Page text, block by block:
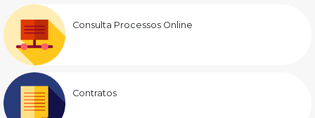
Consulta Processos Online
Contratos